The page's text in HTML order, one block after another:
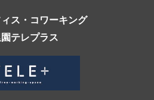
ス・コワーキング
テレプラス